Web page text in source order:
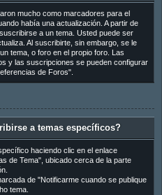
mucho como marcadores para el
había una actualización. A partir de
a un tema. Usted puede ser
Al suscribirte, sin embargo, se le
tema, o foro en el propio foro. Las
y las suscripciones se pueden configurar
de Foros".
a temas específicos?
haciendo clic en el enlace
de Tema", ubicado cerca de la parte
de "Notificarme cuando se publique
tema.